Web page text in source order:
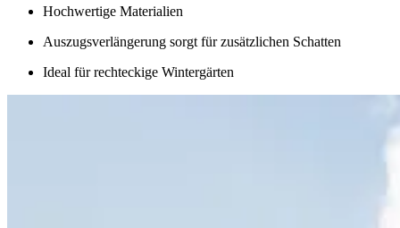
Hochwertige Materialien
Auszugsverlängerung sorgt für zusätzlichen Schatten
Ideal für rechteckige Wintergärten